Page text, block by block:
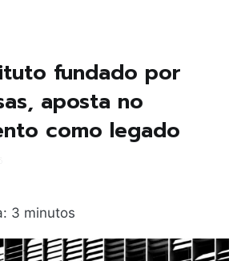
fundado por
aposta no
como legado
3 minutos